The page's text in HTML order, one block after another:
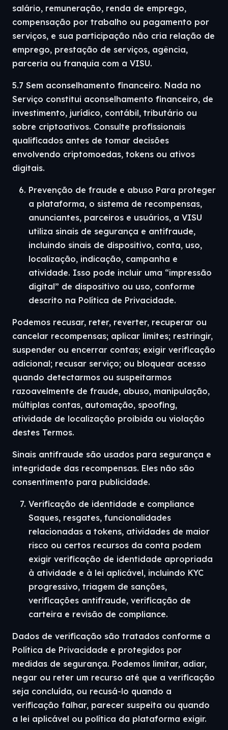
salário, remuneração, renda de emprego,
compensação por trabalho ou pagamento por
serviços, e sua participação não cria relação de
emprego, prestação de serviços, agência,
parceria ou franquia com a VISU.
5.7 Sem aconselhamento financeiro. Nada no
Serviço constitui aconselhamento financeiro, de
investimento, jurídico, contábil, tributário ou
sobre criptoativos. Consulte profissionais
qualificados antes de tomar decisões
envolvendo criptomoedas, tokens ou ativos
digitais.
Prevenção de fraude e abuso Para proteger
a plataforma, o sistema de recompensas,
anunciantes, parceiros e usuários, a VISU
utiliza sinais de segurança e antifraude,
incluindo sinais de dispositivo, conta, uso,
localização, indicação, campanha e
atividade. Isso pode incluir uma “impressão
digital” de dispositivo ou uso, conforme
descrito na Política de Privacidade.
Podemos recusar, reter, reverter, recuperar ou
cancelar recompensas; aplicar limites; restringir,
suspender ou encerrar contas; exigir verificação
adicional; recusar serviço; ou bloquear acesso
quando detectarmos ou suspeitarmos
razoavelmente de fraude, abuso, manipulação,
múltiplas contas, automação, spoofing,
atividade de localização proibida ou violação
destes Termos.
Sinais antifraude são usados para segurança e
integridade das recompensas. Eles não são
consentimento para publicidade.
Verificação de identidade e compliance
Saques, resgates, funcionalidades
relacionadas a tokens, atividades de maior
risco ou certos recursos da conta podem
exigir verificação de identidade apropriada
à atividade e à lei aplicável, incluindo KYC
progressivo, triagem de sanções,
verificações antifraude, verificação de
carteira e revisão de compliance.
Dados de verificação são tratados conforme a
Política de Privacidade e protegidos por
medidas de segurança. Podemos limitar, adiar,
negar ou reter um recurso até que a verificação
seja concluída, ou recusá-lo quando a
verificação falhar, parecer suspeita ou quando
a lei aplicável ou política da plataforma exigir.